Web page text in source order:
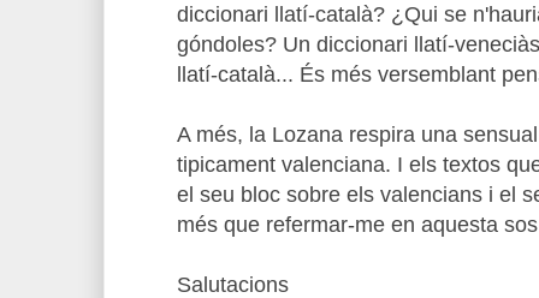
diccionari llatí-català? ¿Qui se
góndoles? Un diccionari llatí-
llatí-català... És més versemblant
A més, la Lozana respira una
tipicament valenciana. I els textos
el seu bloc sobre els valencians i el
més que refermar-me en aquesta
Salutacions